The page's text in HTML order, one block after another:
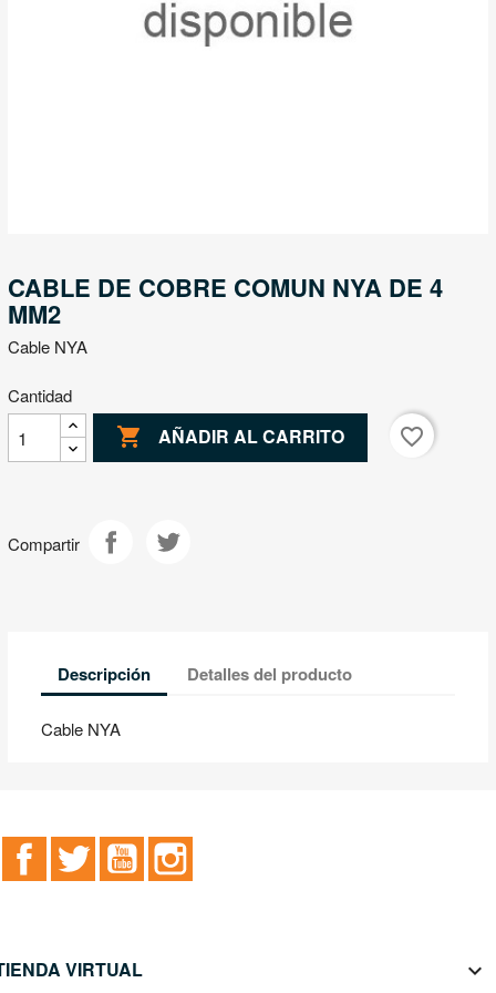
CABLE DE COBRE COMUN NYA DE 4
MM2
Cable NYA
Cantidad
 AÑADIR AL CARRITO favorite_border
Compartir
Descripción Detalles del producto
Cable NYA
FacebookTwitter YouTube
VIRTUAL 